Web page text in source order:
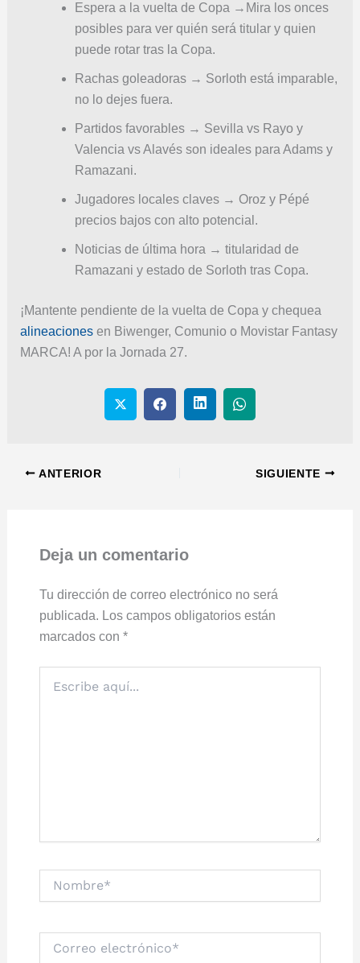
Espera a la vuelta de Copa →Mira los onces
posibles para ver quién será titular y quien
puede rotar tras la Copa.
Rachas goleadoras → Sorloth está imparable,
no lo dejes fuera.
Partidos favorables → Sevilla vs Rayo y
Valencia vs Alavés son ideales para Adams y
Ramazani.
Jugadores locales claves → Oroz y Pépé
precios bajos con alto potencial.
Noticias de última hora → titularidad de
Ramazani y estado de Sorloth tras Copa.
¡Mantente pendiente de la vuelta de Copa y chequea
alineacionesen Biwenger, Comunio o Movistar Fantasy
MARCA! A por la Jornada 27.
ANTERIOR SIGUIENTE
Deja un comentario
Tu dirección de correo electrónico no será
publicada. Los campos obligatorios están
marcados con *
aquí...
electrónico*